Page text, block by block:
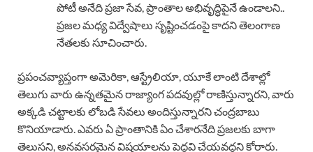
పోటీ అనేది ప్రజా సేవ, ప్రాంతాల అభివృద్ధిపైనే ఉండాలని..
ప్రజల మధ్య విద్వేషాలు సృష్టించడంపై కాదని తెలంగాణ
నేతలకు సూచించారు.
ప్రపంచవ్యాప్తంగా అమెరికా, ఆస్ట్రేలియా, యూకే లాంటి దేశాల్లో
తెలుగు వారు ఉన్నతమైన రాజ్యాంగ పదవుల్లో రాణిస్తున్నారని, వారు
అక్కడి చట్టాలకు లోబడి సేవలు అందిస్తున్నారని చంద్రబాబు
కొనియాడారు. ఎవరు ఏ ప్రాంతానికి ఏం చేశారనేది ప్రజలకు బాగా
తెలుసని, అనవసరమైన విషయాలను పెద్దవి చేయవద్దని కోరారు.